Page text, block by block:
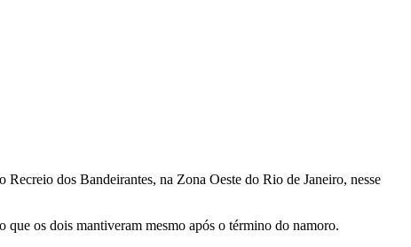
Recreio dos Bandeirantes, na Zona Oeste do Rio de Janeiro, nesse
os dois mantiveram mesmo após o término do namoro.